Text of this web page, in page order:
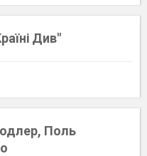
Див"
Поль